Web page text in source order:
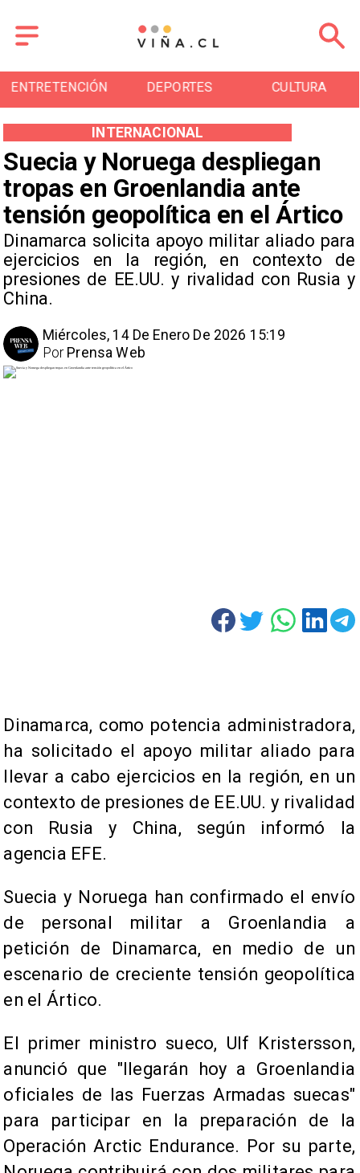
ENTRETENCIÓN DEPORTES CULTURA
Suecia y Noruega despliegan
tropas en Groenlandia ante
tensión geopolítica en el Ártico
Dinamarca solicita apoyo militar aliado para
ejercicios en la región, en contexto de
presiones de EE.UU. y rivalidad con Rusia y
China.
INTERNACIONAL
Miércoles, 14 De Enero De 2026 15:19
Prensa Web
Por
Dinamarca, como potencia administradora,
ha solicitado el apoyo militar aliado para
llevar a cabo ejercicios en la región, en un
contexto de presiones de EE.UU. y rivalidad
con Rusia y China, según informó la
agencia EFE.
Suecia y Noruega han confirmado el envío
de personal militar a Groenlandia a
petición de Dinamarca, en medio de un
escenario de creciente tensión geopolítica
en el Ártico.
El primer ministro sueco, Ulf Kristersson,
anunció que "llegarán hoy a Groenlandia
oficiales de las Fuerzas Armadas suecas"
para participar en la preparación de la
Operación Arctic Endurance. Por su parte,